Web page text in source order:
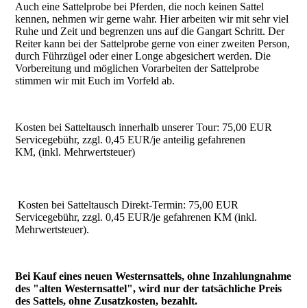
Auch eine Sattelprobe bei Pferden, die noch keinen Sattel
kennen, nehmen wir gerne wahr. Hier arbeiten wir mit sehr viel
Ruhe und Zeit und begrenzen uns auf die Gangart Schritt. Der
Reiter kann bei der Sattelprobe gerne von einer zweiten Person,
durch Führzügel oder einer Longe abgesichert werden. Die
Vorbereitung und möglichen Vorarbeiten der Sattelprobe
stimmen wir mit Euch im Vorfeld ab.
Kosten bei Satteltausch innerhalb unserer Tour: 75,00 EUR
Servicegebühr, zzgl. 0,45 EUR/je anteilig gefahrenen
KM, (inkl. Mehrwertsteuer)
Kosten bei Satteltausch Direkt-Termin: 75,00 EUR
Servicegebühr, zzgl. 0,45 EUR/je gefahrenen KM (inkl.
Mehrwertsteuer).
Bei Kauf eines neuen Westernsattels, ohne Inzahlungnahme
des "alten Westernsattel", wird nur der tatsächliche Preis
des Sattels, ohne Zusatzkosten, bezahlt.